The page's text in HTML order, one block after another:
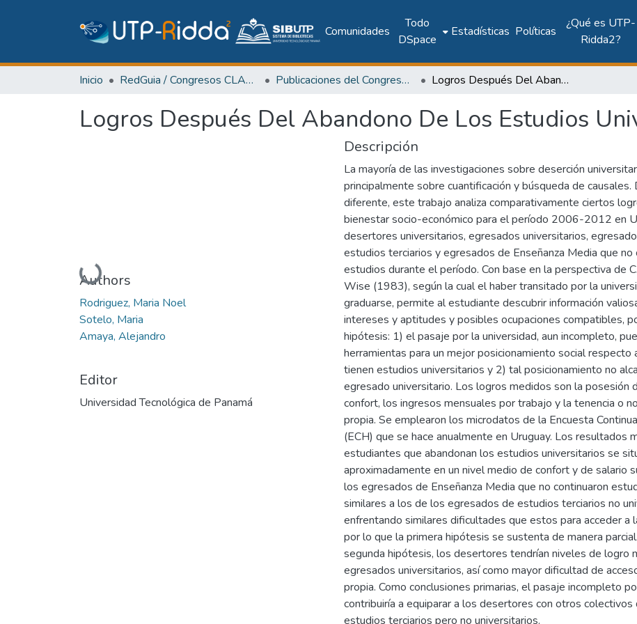
Comunidades
Todo
DSpace
Estadísticas Políticas
¿Qué es UTP-
Ridda2?
Inicio RedGuia / Congresos CLABES Publicaciones del Congreso Internacional CLABES Logros Después Del Abandono De Los Estudios Universitarios
Logros Después Del Abandono De Los Estudios
Cargando...
Authors
Rodriguez, Maria Noel
Sotelo, Maria
Amaya, Alejandro
Editor
Universidad Tecnológica de Panamá
Descripción
La mayoría de las investigaciones sobre deserción
principalmente sobre cuantificación y búsqueda de causales.
diferente, este trabajo analiza comparativamente ciertos
bienestar socio-económico para el período 2006-2012 en
desertores universitarios, egresados universitarios,
estudios terciarios y egresados de Enseñanza Media que no
estudios durante el período. Con base en la perspectiva de
Wise (1983), según la cual el haber transitado por la
graduarse, permite al estudiante descubrir información
intereses y aptitudes y posibles ocupaciones compatibles,
hipótesis: 1) el pasaje por la universidad, aun incompleto,
herramientas para un mejor posicionamiento social respecto
tienen estudios universitarios y 2) tal posicionamiento no
egresado universitario. Los logros medidos son la posesión
confort, los ingresos mensuales por trabajo y la tenencia o
propia. Se emplearon los microdatos de la Encuesta
(ECH) que se hace anualmente en Uruguay. Los resultados
estudiantes que abandonan los estudios universitarios se
aproximadamente en un nivel medio de confort y de salario
los egresados de Enseñanza Media que no continuaron
similares a los de los egresados de estudios terciarios no
enfrentando similares dificultades que estos para acceder a
por lo que la primera hipótesis se sustenta de manera
segunda hipótesis, los desertores tendrían niveles de logro
egresados universitarios, así como mayor dificultad de
propia. Como conclusiones primarias, el pasaje incompleto
contribuiría a equiparar a los desertores con otros colectivos
estudios terciarios pero no universitarios.